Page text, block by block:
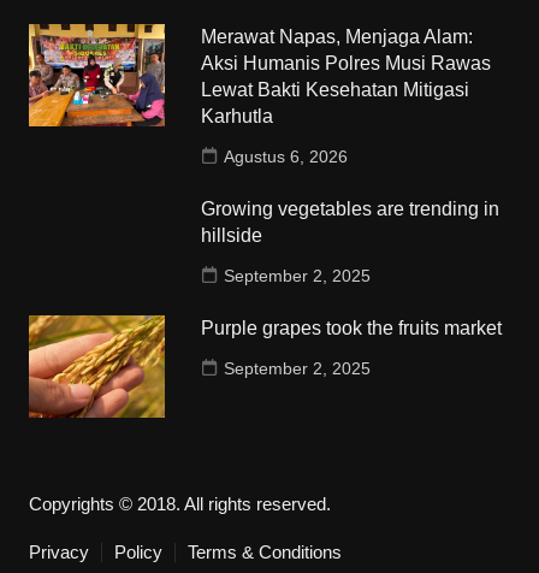
Merawat Napas, Menjaga Alam:
Aksi Humanis Polres Musi Rawas
Lewat Bakti Kesehatan Mitigasi
Karhutla
Agustus 6, 2026
Growing vegetables are trending in
hillside
September 2, 2025
Purple grapes took the fruits market
September 2, 2025
Copyrights © 2018. All rights reserved.
Privacy Policy Terms & Conditions